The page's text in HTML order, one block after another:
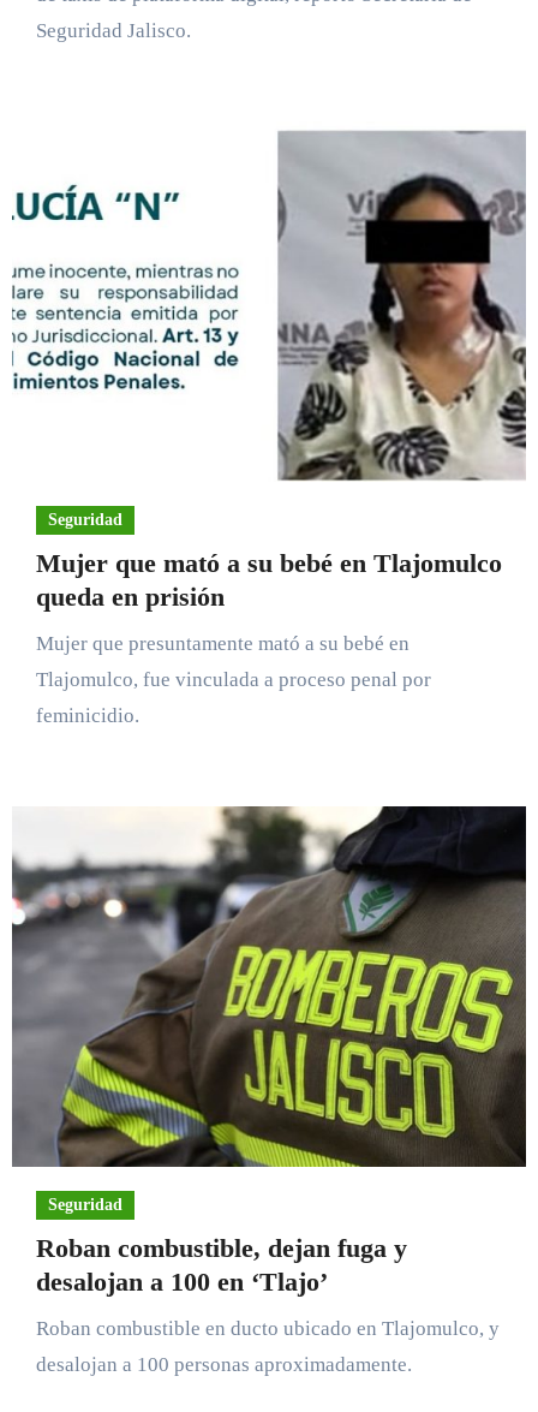
Seguridad Jalisco.
Seguridad
Mujer que mató a su bebé en Tlajomulco
queda en prisión
Mujer que presuntamente mató a su bebé en
Tlajomulco, fue vinculada a proceso penal por
feminicidio.
Seguridad
Roban combustible, dejan fuga y
desalojan a 100 en ‘Tlajo’
Roban combustible en ducto ubicado en Tlajomulco, y
desalojan a 100 personas aproximadamente.